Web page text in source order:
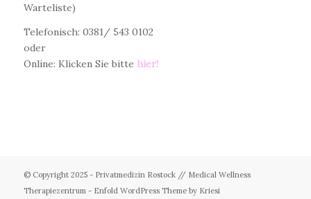
Warteliste)
Telefonisch: 0381/ 543 0102
oder
Online: Klicken Sie bitte hier!
© Copyright 2025 - Privatmedizin Rostock // Medical Wellness
Therapiezentrum - Enfold WordPress Theme by Kriesi